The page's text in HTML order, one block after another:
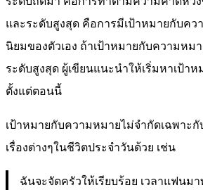
และระดับสูงสุด คือการมีเป้าหมายกับคว
นิยมของตัวเอง ถ้าเป้าหมายกับความหม
ระดับสูงสุด ผู้เขียนแนะนำให้เริ่มหาเป้า
ตั้งแต่ตอนนี้
เป้าหมายกับความหมายไม่จำกัดเฉพาะกั
เรื่องต่างๆในชีวิตประจำวันด้วย เช่น
ฉันจะจัดครัวให้เรียบร้อย เวลาแฟนม